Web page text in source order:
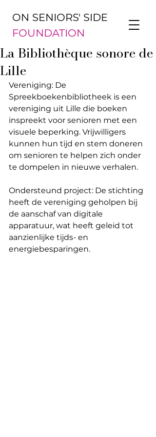
ON SENIORS' SIDE
FOUNDATION
La Bibliothèque sonore de
Lille
Vereniging: De
Spreekboekenbibliotheek is een
vereniging uit Lille die boeken
inspreekt voor senioren met een
visuele beperking. Vrijwilligers
kunnen hun tijd en stem doneren
om senioren te helpen zich onder
te dompelen in nieuwe verhalen.
Ondersteund project: De stichting
heeft de vereniging geholpen bij
de aanschaf van digitale
apparatuur, wat heeft geleid tot
aanzienlijke tijds- en
energiebesparingen.